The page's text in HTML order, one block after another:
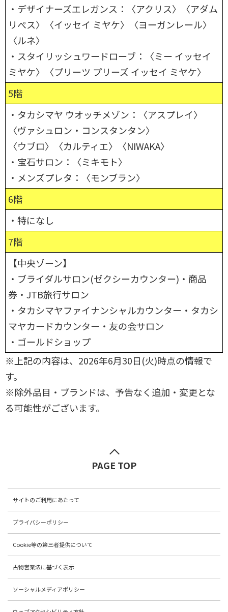
・デザイナーズエレガンス：〈アクリス〉〈アダム
リぺス〉〈イッセイ ミヤケ〉〈ヨーガンレール〉
〈ルネ〉
・スタイリッシュワードローブ：〈ミー イッセイ
ミヤケ〉〈プリーツ プリーズ イッセイ ミヤケ〉
5階
・タカシマヤ ウオッチメゾン：〈アスプレイ〉
〈ヴァシュロン・コンスタンタン〉
〈ウブロ〉〈カルティエ〉〈NIWAKA〉
・宝石サロン：〈ミキモト〉
・メンズプレタ：〈モンブラン〉
6階
・特になし
7階
【中央ゾーン】
・ブライダルサロン(ゼクシーカウンター)・商品
券・JTB旅行サロン
・タカシマヤファイナンシャルカウンター・タカシ
マヤカードカウンター・友の会サロン
・ゴールドショップ
※上記の内容は、2026年6月30日(火)時点の情報で
す。
※除外品目・ブランドは、予告なく追加・変更とな
る可能性がございます。
PAGE TOP
サイトのご利用にあたって
プライバシーポリシー
Cookie等の第三者提供について
古物営業法に基づく表示
ソーシャルメディアポリシー